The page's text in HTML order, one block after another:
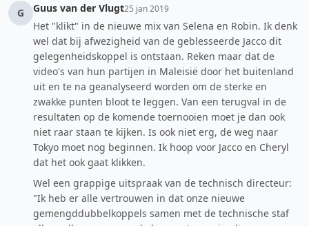
G
Guus van der Vlugt25 jan 2019
Het "klikt" in de nieuwe mix van Selena en Robin. Ik denk
wel dat bij afwezigheid van de geblesseerde Jacco dit
gelegenheidskoppel is ontstaan. Reken maar dat de
video's van hun partijen in Maleisië door het buitenland
uit en te na geanalyseerd worden om de sterke en
zwakke punten bloot te leggen. Van een terugval in de
resultaten op de komende toernooien moet je dan ook
niet raar staan te kijken. Is ook niet erg, de weg naar
Tokyo moet nog beginnen. Ik hoop voor Jacco en Cheryl
dat het ook gaat klikken.
Wel een grappige uitspraak van de technisch directeur:
"Ik heb er alle vertrouwen in dat onze nieuwe
gemengddubbelkoppels samen met de technische staf